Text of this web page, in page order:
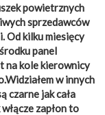
powietrznych
sprzedawców
Od kilku miesięcy
panel
na kole kierownicy
w innych
czarne jak cała
zapłon to